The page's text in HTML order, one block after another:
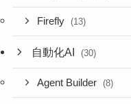
Firefly (13)
自動化AI (30)
Agent Builder (8)